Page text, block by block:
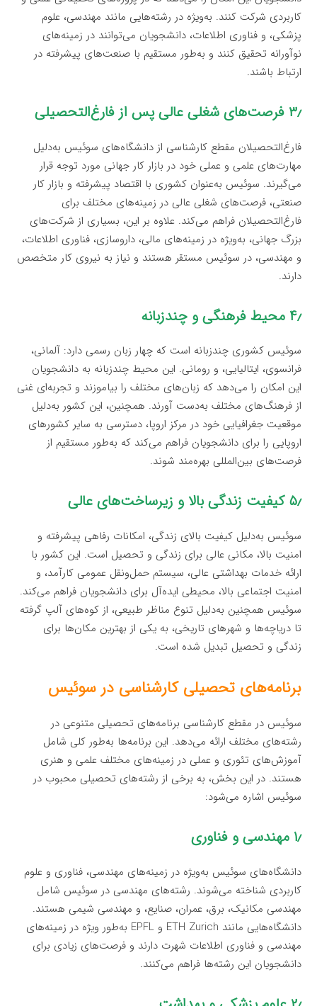
کاربردی شرکت کنند. به‌ویژه در رشته‌هایی مانند مهندسی، علوم
پزشکی، و فناوری اطلاعات، دانشجویان می‌توانند در زمینه‌های
نوآورانه تحقیق کنند و به‌طور مستقیم با صنعت‌های پیشرفته در
ارتباط باشند.
۳٫ فرصت‌های شغلی عالی پس از فارغ‌التحصیلی
فارغ‌التحصیلان مقطع کارشناسی از دانشگاه‌های سوئیس به‌دلیل
مهارت‌های علمی و عملی خود در بازار کار جهانی مورد توجه قرار
می‌گیرند. سوئیس به‌عنوان کشوری با اقتصاد پیشرفته و بازار کار
صنعتی، فرصت‌های شغلی عالی در زمینه‌های مختلف برای
فارغ‌التحصیلان فراهم می‌کند. علاوه بر این، بسیاری از شرکت‌های
بزرگ جهانی، به‌ویژه در زمینه‌های مالی، داروسازی، فناوری اطلاعات،
و مهندسی، در سوئیس مستقر هستند و نیاز به نیروی کار متخصص
دارند.
۴٫ محیط فرهنگی و چندزبانه
سوئیس کشوری چندزبانه است که چهار زبان رسمی دارد: آلمانی،
فرانسوی، ایتالیایی، و رومانی. این محیط چندزبانه به دانشجویان
این امکان را می‌دهد که زبان‌های مختلف را بیاموزند و تجربه‌ای غنی
از فرهنگ‌های مختلف به‌دست آورند. همچنین، این کشور به‌دلیل
موقعیت جغرافیایی خود در مرکز اروپا، دسترسی به سایر کشورهای
اروپایی را برای دانشجویان فراهم می‌کند که به‌طور مستقیم از
فرصت‌های بین‌المللی بهره‌مند شوند.
۵٫ کیفیت زندگی بالا و زیرساخت‌های عالی
سوئیس به‌دلیل کیفیت بالای زندگی، امکانات رفاهی پیشرفته و
امنیت بالا، مکانی عالی برای زندگی و تحصیل است. این کشور با
ارائه خدمات بهداشتی عالی، سیستم حمل‌ونقل عمومی کارآمد، و
امنیت اجتماعی بالا، محیطی ایده‌آل برای دانشجویان فراهم می‌کند.
سوئیس همچنین به‌دلیل تنوع مناظر طبیعی، از کوه‌های آلپ گرفته
تا دریاچه‌ها و شهرهای تاریخی، به یکی از بهترین مکان‌ها برای
زندگی و تحصیل تبدیل شده است.
برنامه‌های تحصیلی کارشناسی در سوئیس
سوئیس در مقطع کارشناسی برنامه‌های تحصیلی متنوعی در
رشته‌های مختلف ارائه می‌دهد. این برنامه‌ها به‌طور کلی شامل
آموزش‌های تئوری و عملی در زمینه‌های مختلف علمی و هنری
هستند. در این بخش، به برخی از رشته‌های تحصیلی محبوب در
سوئیس اشاره می‌شود:
۱٫ مهندسی و فناوری
دانشگاه‌های سوئیس به‌ویژه در زمینه‌های مهندسی، فناوری و علوم
کاربردی شناخته می‌شوند. رشته‌های مهندسی در سوئیس شامل
مهندسی مکانیک، برق، عمران، صنایع، و مهندسی شیمی هستند.
دانشگاه‌هایی مانند ETH Zurich و EPFL به‌طور ویژه در زمینه‌های
مهندسی و فناوری اطلاعات شهرت دارند و فرصت‌های زیادی برای
دانشجویان این رشته‌ها فراهم می‌کنند.